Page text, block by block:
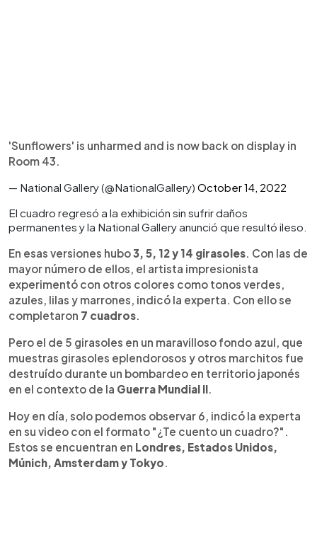
'Sunflowers' is unharmed and is now back on display in
Room 43.
— National Gallery (@NationalGallery) October 14, 2022
El cuadro regresó a la exhibición sin sufrir daños
permanentes y la National Gallery anunció que resultó ileso.
En esas versiones hubo3, 5, 12 y 14 girasoles . Con las de
mayor número de ellos, el artista impresionista
experimentó con otros colores como tonos verdes,
azules, lilas y marrones, indicó la experta. Con ello se
completaron 7 cuadros
Pero el de 5 girasoles en un maravilloso fondo azul, que
muestras girasoles eplendorosos y otros marchitos fue
destruído durante un bombardeo en territorio japonés
en el contexto de la Guerra Mundial II
Hoy en día, solo podemos observar 6, indicó la experta
en su video con el formato "¿Te cuento un cuadro?".
Estos se encuentran en Londres, Estados Unidos,
Múnich, Amsterdam y Tokyo